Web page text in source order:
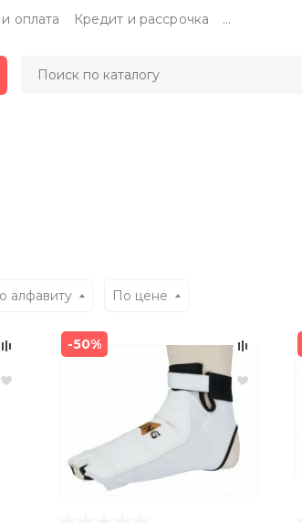
оплата Кредит и рассрочка ...
алфавиту По цене
-50%